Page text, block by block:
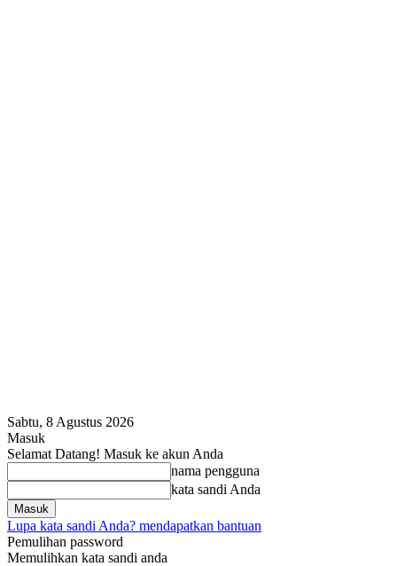
Sabtu, 8 Agustus 2026
Masuk
Selamat Datang! Masuk ke akun Anda
nama pengguna
kata sandi Anda
Lupa kata sandi Anda? mendapatkan bantuan
Pemulihan password
Memulihkan kata sandi anda